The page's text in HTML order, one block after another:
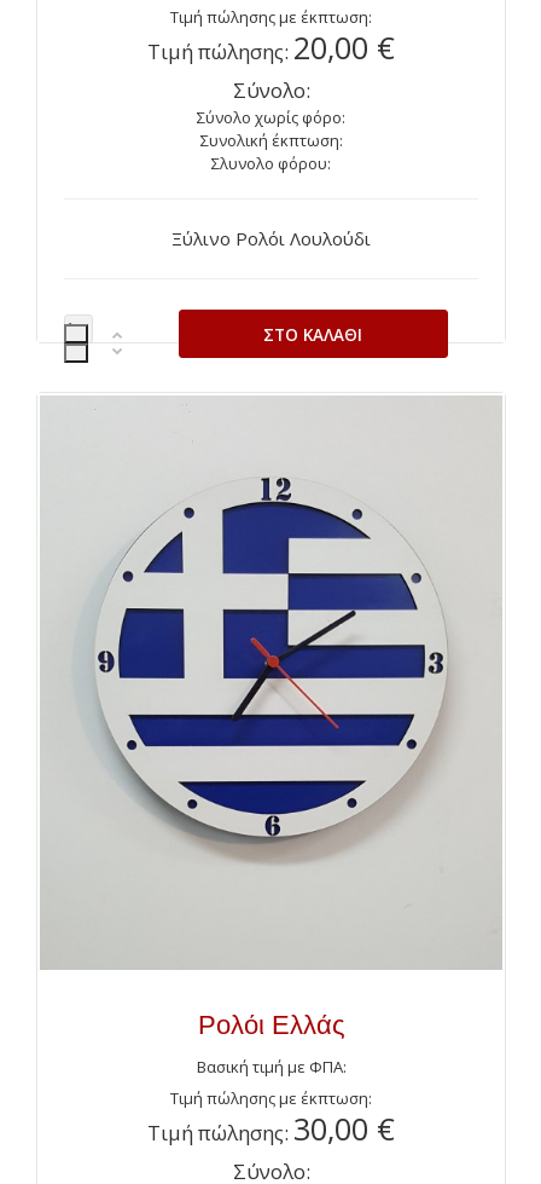
Τιμή πώλησης με έκπτωση:
Τιμή πώλησης: 20,00 €
Σύνολο:
Σύνολο χωρίς φόρο:
Συνολική έκπτωση:
Σλυνολο φόρου:
Ξύλινο Ρολόι Λουλούδι
Ρολόι Ελλάς
Βασική τιμή με ΦΠΑ:
Τιμή πώλησης με έκπτωση:
Τιμή πώλησης: 30,00 €
Σύνολο: